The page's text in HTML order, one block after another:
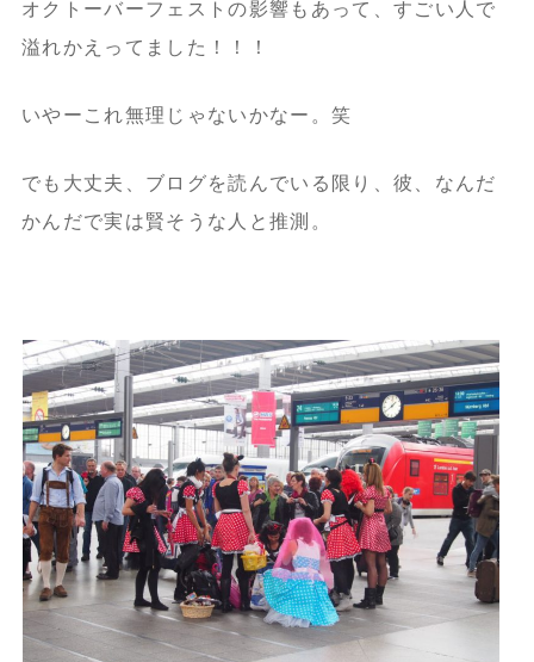
オクトーバーフェストの影響もあって、すごい人で
溢れかえってました！！！
いやーこれ無理じゃないかなー。笑
でも大丈夫、ブログを読んでいる限り、彼、なんだ
かんだで実は賢そうな人と推測。